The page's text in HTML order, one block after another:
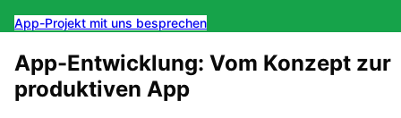
App-Projekt mit uns besprechen
App-Entwicklung: Vom Konzept zur
produktiven App